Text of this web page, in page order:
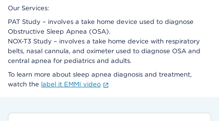
Our Services:
PAT Study – involves a take home device used to diagnose
Obstructive Sleep Apnea (OSA).
NOX-T3 Study – involves a take home device with respiratory
belts, nasal cannula, and oximeter used to diagnose OSA and
central apnea for pediatrics and adults.
To learn more about sleep apnea diagnosis and treatment,
watch the label it EMMI video